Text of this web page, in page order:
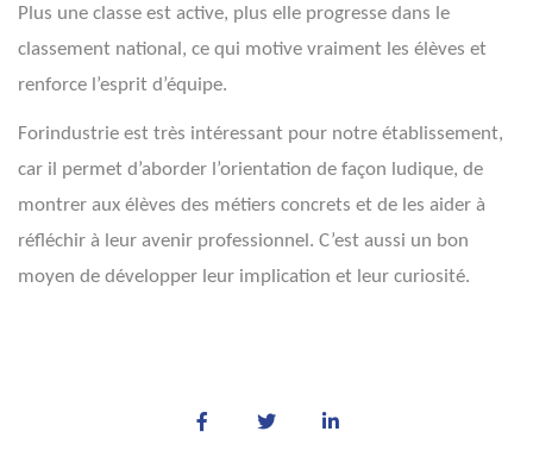
Plus une classe est active, plus elle progresse dans le
classement national, ce qui motive vraiment les élèves et
renforce l’esprit d’équipe.
Forindustrie est très intéressant pour notre établissement,
car il permet d’aborder l’orientation de façon ludique, de
montrer aux élèves des métiers concrets et de les aider à
réfléchir à leur avenir professionnel. C’est aussi un bon
moyen de développer leur implication et leur curiosité.